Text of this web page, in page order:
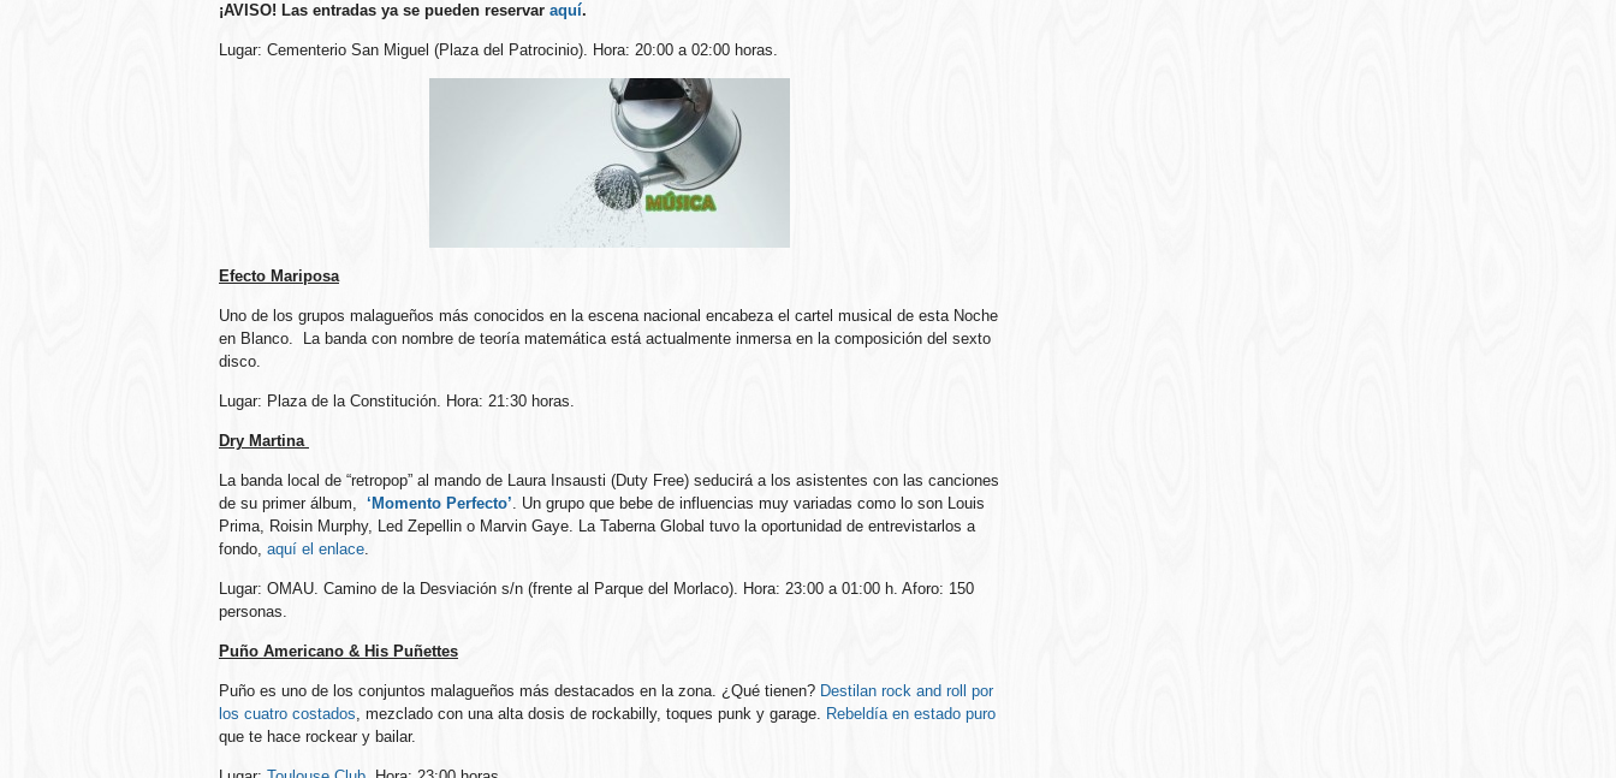
¡AVISO! Las entradas ya se pueden reservar aquí.
Lugar: Cementerio San Miguel (Plaza del Patrocinio). Hora: 20:00 a 02:00 horas.
Efecto Mariposa
Uno de los grupos malagueños más conocidos en la escena nacional encabeza el cartel musical de esta Noche
en Blanco. La banda con nombre de teoría matemática está actualmente inmersa en la composición del sexto
disco.
Lugar: Plaza de la Constitución. Hora: 21:30 horas.
Dry Martina
La banda local de “retropop” al mando de Laura Insausti (Duty Free) seducirá a los asistentes con las canciones
de su primer álbum, ‘Momento Perfecto’. Un grupo que bebe de influencias muy variadas como lo son Louis
Prima, Roisin Murphy, Led Zepellin o Marvin Gaye. La Taberna Global tuvo la oportunidad de entrevistarlos a
fondo, aquí el enlace.
Lugar: OMAU. Camino de la Desviación s/n (frente al Parque del Morlaco). Hora: 23:00 a 01:00 h. Aforo: 150
personas.
Puño Americano & His Puñettes
Puño es uno de los conjuntos malagueños más destacados en la zona. ¿Qué tienen? Destilan rock and roll por
los cuatro costados, mezclado con una alta dosis de rockabilly, toques punk y garage. Rebeldía en estado puro
que te hace rockear y bailar.